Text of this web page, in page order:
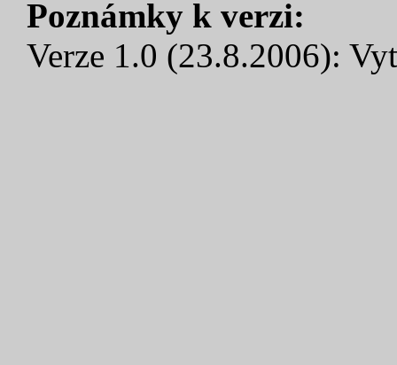
Poznámky k verzi:
Verze 1.0 (23.8.2006):